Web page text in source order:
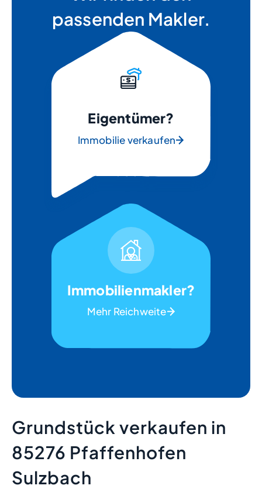
passenden Makler.
Eigentümer?
Immobilie verkaufen
Immobilienmakler?
Mehr Reichweite
Grundstück verkaufen in
85276 Pfaffenhofen
Sulzbach